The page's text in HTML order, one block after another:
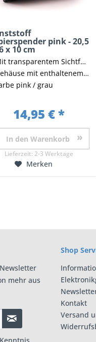
pink - 20,5
x 10 cm
transparentem Sichtfenster
mit enthaltenem Schlosssystem verriegelbar
pink / grau
14,95 € *
In den Warenkorb
Lieferzeit: 2-3 Werktage
Merken
mehr aus
Shop
Kontakt
Versand